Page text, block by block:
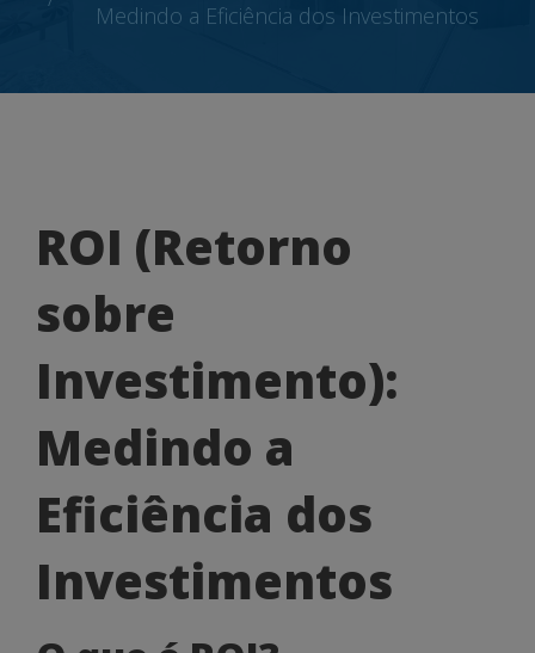
Medindo a Eficiência dos Investimentos
ROI
(Retorno
sobre
Investimento):
Medindo
a
Eficiência
dos
Investimentos
ROI (Retorno
sobre
Investimento):
Medindo a
Eficiência dos
Investimentos